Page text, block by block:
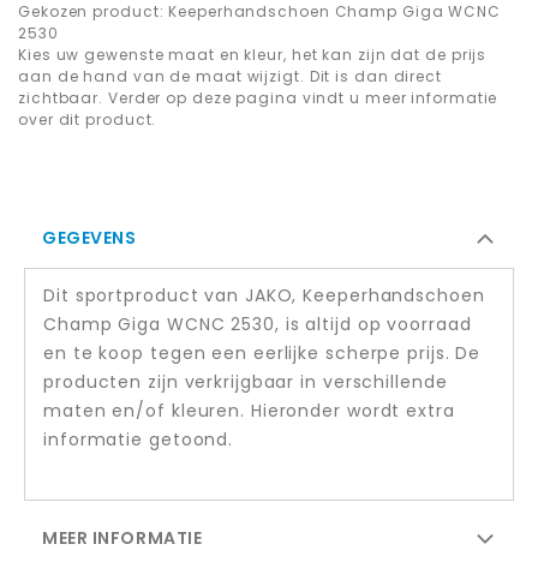
Gekozen product: Keeperhandschoen Champ Giga WCNC
2530
Kies uw gewenste maat en kleur, het kan zijn dat de prijs
aan de hand van de maat wijzigt. Dit is dan direct
zichtbaar. Verder op deze pagina vindt u meer informatie
over dit product.
GEGEVENS
Dit sportproduct van JAKO, Keeperhandschoen
Champ Giga WCNC 2530, is altijd op voorraad
en te koop tegen een eerlijke scherpe prijs. De
producten zijn verkrijgbaar in verschillende
maten en/of kleuren. Hieronder wordt extra
informatie getoond.
MEER INFORMATIE